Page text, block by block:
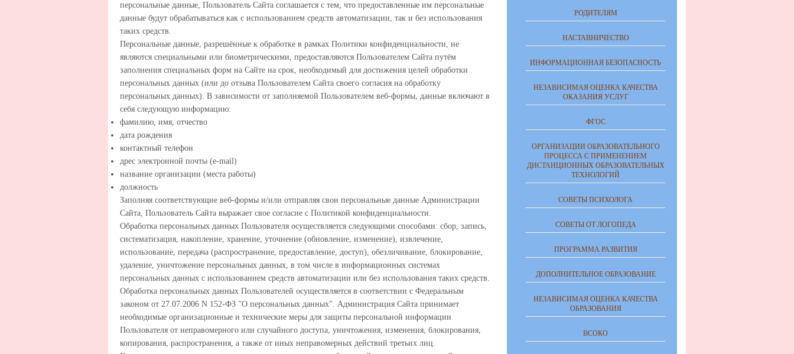
персональные данные, Пользователь Сайта соглашается с тем, что предоставленные им персональные
данные будут обрабатываться как с использованием средств автоматизации, так и без использования
таких средств.
Персональные данные, разрешённые к обработке в рамках Политики конфиденциальности, не
являются специальными или биометрическими, предоставляются Пользователем Сайта путём
заполнения специальных форм на Сайте на срок, необходимый для достижения целей обработки
персональных данных (или до отзыва Пользователем Сайта своего согласия на обработку
персональных данных). В зависимости от заполняемой Пользователем веб-формы, данные включают в
себя следующую информацию:
фамилию, имя, отчество
дата рождения
контактный телефон
дрес электронной почты (e-mail)
название организации (места работы)
должность
Заполняя соответствующие веб-формы и/или отправляя свои персональные данные Администрации
Сайта, Пользователь Сайта выражает свое согласие с Политикой конфиденциальности.
Обработка персональных данных Пользователя осуществляется следующими способами: сбор, запись,
систематизация, накопление, хранение, уточнение (обновление, изменение), извлечение,
использование, передача (распространение, предоставление, доступ), обезличивание, блокирование,
удаление, уничтожение персональных данных, в том числе в информационных системах
персональных данных с использованием средств автоматизации или без использования таких средств.
Обработка персональных данных Пользователей осуществляется в соответствии с Федеральным
законом от 27.07.2006 N 152-ФЗ "О персональных данных". Администрация Сайта принимает
необходимые организационные и технические меры для защиты персональной информации
Пользователя от неправомерного или случайного доступа, уничтожения, изменения, блокирования,
копирования, распространения, а также от иных неправомерных действий третьих лиц.
РОДИТЕЛЯМ
НАСТАВНИЧЕСТВО
ИНФОРМАЦИОННАЯ БЕЗОПАСНОСТЬ
НЕЗАВИСИМАЯ ОЦЕНКА КАЧЕСТВА
ОКАЗАНИЯ УСЛУГ
ФГОС
ОРГАНИЗАЦИИ ОБРАЗОВАТЕЛЬНОГО
ПРОЦЕССА С ПРИМЕНЕНИЕМ
ДИСТАНЦИОННЫХ ОБРАЗОВАТЕЛЬНЫХ
ТЕХНОЛОГИЙ
СОВЕТЫ ПСИХОЛОГА
СОВЕТЫ ОТ ЛОГОПЕДА
ПРОГРАММА РАЗВИТИЯ
ДОПОЛНИТЕЛЬНОЕ ОБРАЗОВАНИЕ
НЕЗАВИСИМАЯ ОЦЕНКА КАЧЕСТВА
ОБРАЗОВАНИЯ
ВСОКО